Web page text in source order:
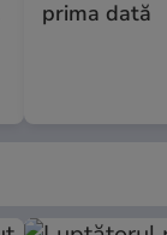
prima dată